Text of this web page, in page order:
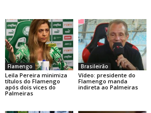
Flamengo
Leila Pereira minimiza
títulos do Flamengo
após dois vices do
Palmeiras
Brasileirão
Vídeo: presidente do
Flamengo manda
indireta ao Palmeiras